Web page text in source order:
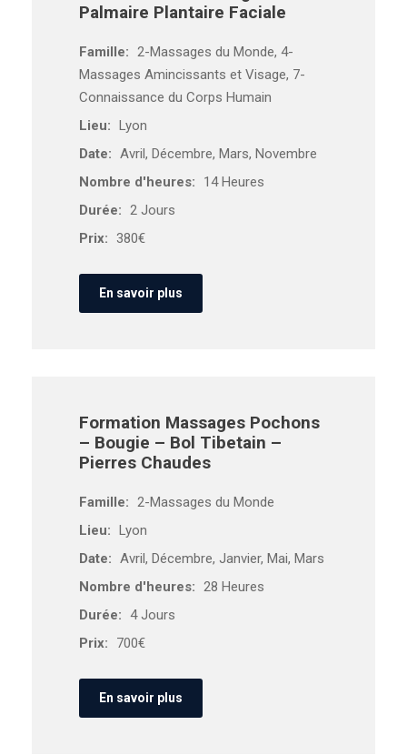
Palmaire Plantaire Faciale
Famille: 2-Massages du Monde, 4-
Massages Amincissants et Visage, 7-
Connaissance du Corps Humain
Lieu: Lyon
Date: Avril, Décembre, Mars, Novembre
Nombre d'heures:
14 Heures
Durée: 2 Jours
Prix: 380€
En savoir plus
Formation Massages Pochons
– Bougie – Bol Tibetain –
Pierres Chaudes
Famille: 2-Massages du Monde
Lieu: Lyon
Date: Avril, Décembre, Janvier, Mai, Mars
Nombre d'heures: 28 Heures
Durée: 4 Jours
Prix:
700€
En savoir plus